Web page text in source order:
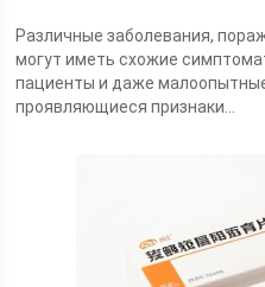
Различные заболевания,
могут иметь схожие
пациенты и даже
проявляющиеся признаки...